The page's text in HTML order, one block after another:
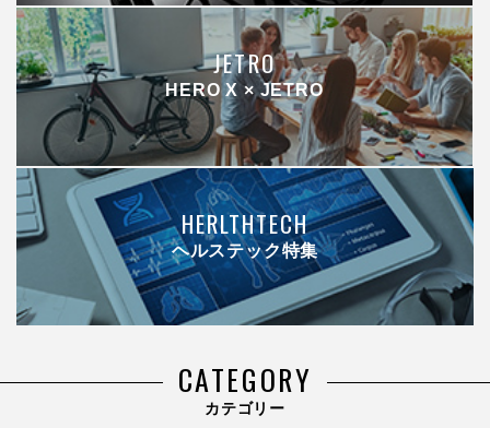
JETRO
HERO X × JETRO
HERLTHTECH
ヘルステック特集
CATEGORY
カテゴリー